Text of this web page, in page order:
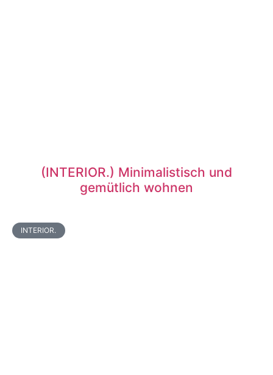
(INTERIOR.) Minimalistisch und
gemütlich wohnen
INTERIOR.